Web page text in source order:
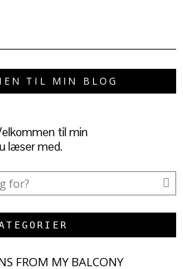
TIL MIN BLOG
til min
læser med.
FROM MY BALCONY